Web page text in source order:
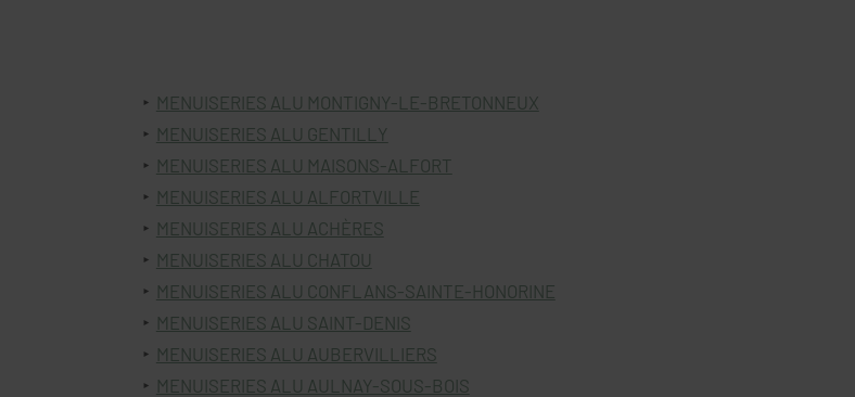
MENUISERIES ALU MONTIGNY-LE-BRETONNEUX
MENUISERIES ALU GENTILLY
MENUISERIES ALU MAISONS-ALFORT
MENUISERIES ALU ALFORTVILLE
MENUISERIES ALU ACHÈRES
MENUISERIES ALU CHATOU
MENUISERIES ALU CONFLANS-SAINTE-HONORINE
MENUISERIES ALU SAINT-DENIS
MENUISERIES ALU AUBERVILLIERS
MENUISERIES ALU AULNAY-SOUS-BOIS